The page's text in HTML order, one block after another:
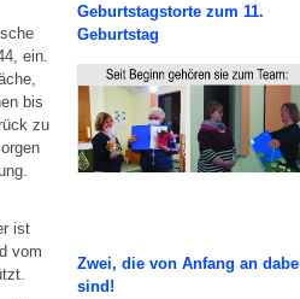
Geburtstagstorte zum 11.
Geburtstag
Zwei, die von Anfang an
sind!
ein.
bis
zu
ist
vom